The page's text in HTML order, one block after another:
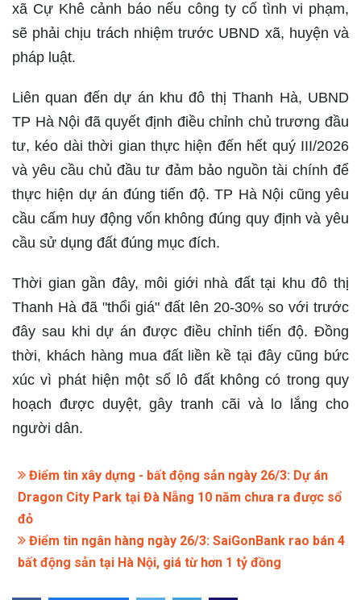
xã Cự Khê cảnh báo nếu công ty cố tình vi phạm,
sẽ phải chịu trách nhiệm trước UBND xã, huyện và
pháp luật.
Liên quan đến dự án khu đô thị Thanh Hà, UBND
TP Hà Nội đã quyết định điều chỉnh chủ trương đầu
tư, kéo dài thời gian thực hiện đến hết quý III/2026
và yêu cầu chủ đầu tư đảm bảo nguồn tài chính để
thực hiện dự án đúng tiến độ. TP Hà Nội cũng yêu
cầu cấm huy động vốn không đúng quy định và yêu
cầu sử dụng đất đúng mục đích.
Thời gian gần đây, môi giới nhà đất tại khu đô thị
Thanh Hà đã "thổi giá" đất lên 20-30% so với trước
đây sau khi dự án được điều chỉnh tiến độ. Đồng
thời, khách hàng mua đất liền kề tại đây cũng bức
xúc vì phát hiện một số lô đất không có trong quy
hoạch được duyệt, gây tranh cãi và lo lắng cho
người dân.
Điểm tin xây dựng - bất động sản ngày 26/3: Dự án
Dragon City Park tại Đà Nẵng 10 năm chưa ra được sổ
đỏ
Điểm tin ngân hàng ngày 26/3: SaiGonBank rao bán 4
bất động sản tại Hà Nội, giá từ hơn 1 tỷ đồng